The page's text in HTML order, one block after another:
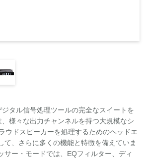
タル信号処理ツールの完全なスイートを
様々な出力チャンネルを持つ大規模なシ
ウドスピーカーを処理するためのヘッドエ
て、さらに多くの機能と特徴を備えていま
サー・モードでは、EQフィルター、ディ